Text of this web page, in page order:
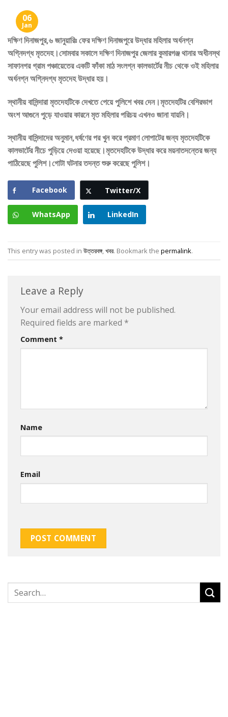
06
Jan
দক্ষিণ দিনাজপুর,৬ জানুয়ারিঃ ফের দক্ষিণ দিনাজপুরে উদ্ধার মহিলার অর্ধনগ্ন
অগ্নিদগ্ধ মৃতদেহ।সোমবার সকালে দক্ষিণ দিনাজপুর জেলার কুমারগঞ্জ থানার অধীনস্থ
সাফানগর গ্রাম পঞ্চায়েতের একটি ফাঁকা মাঠ সংলগ্ন কালভার্টের নীচ থেকে ওই মহিলার
অর্ধনগ্ন অগ্নিদগ্ধ মৃতদেহ উদ্ধার হয়।
স্থানীয় বাসিন্দারা মৃতদেহটিকে দেখতে পেয়ে পুলিশে খবর দেন।মৃতদেহটির বেশিরভাগ
অংশ আগুনে পুড়ে যাওয়ার কারনে মৃত মহিলার পরিচয় এখনও জানা যায়নি।
স্থানীয় বাসিন্দাদের অনুমান,ধর্ষণের পর খুন করে প্রমাণ লোপাটের জন্য মৃতদেহটিকে
কালভার্টের নীচে পুড়িয়ে দেওয়া হয়েছে।মৃতদেহটিকে উদ্ধার করে ময়নাতদন্তের জন্য
পাঠিয়েছে পুলিশ।গোটা ঘটনার তদন্ত শুরু করেছে পুলিশ।
Facebook Twitter/X
WhatsApp LinkedIn
This entry was posted in উত্তরবঙ্গ, খবর. Bookmark the permalink.
Leave a Reply
Your email address will not be published.
Required fields are marked *
Comment *
Name
Email